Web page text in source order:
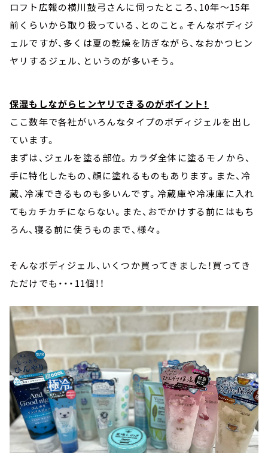
ロフト広報の横川鼓弓さんに伺ったところ、10年～15年
前くらいから取り扱っている、とのこと。そんなボディジ
ェルですが、多くは夏の乾燥を防ぎながら、なおかつヒン
ヤリするジェル、というのが多いそう。
保湿もしながらヒンヤリできるのがポイント！
ここ数年で各社がいろんなタイプのボディジェルを出し
ています。
まずは、ジェルを塗る部位。カラダ全体に塗るモノから、
手に特化したもの、顔に塗れるものもあります。また、冷
蔵、冷凍できるものも多いんです。冷蔵庫や冷凍庫に入れ
てもカチカチにならない。また、おでかけする前にはもち
ろん、寝る前に使うものまで、様々。
そんなボディジェル、いくつか買ってきました！買ってき
ただけでも・・・11個！！